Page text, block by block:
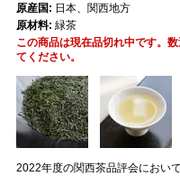
2022年度の関西茶品評会におい
原産国: 日本、関西地方
原材料: 緑茶
この商品は現在品切れ中です。
てください。